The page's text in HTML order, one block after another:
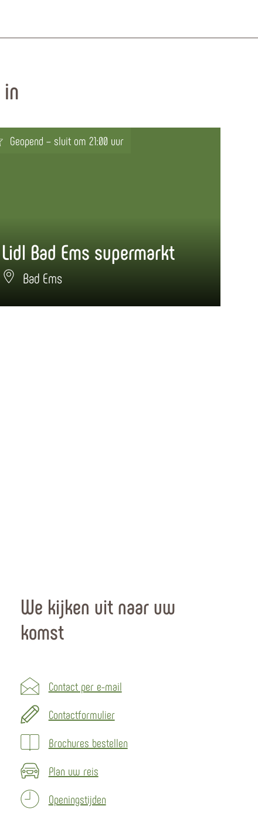
Geopend – sluit om 21:00 uur
Lidl Bad Ems supermarkt
Bad Ems
We kijken uit naar uw
komst
Contact per e-mail
Contactformulier
Brochures bestellen
Plan uw reis
Openingstijden